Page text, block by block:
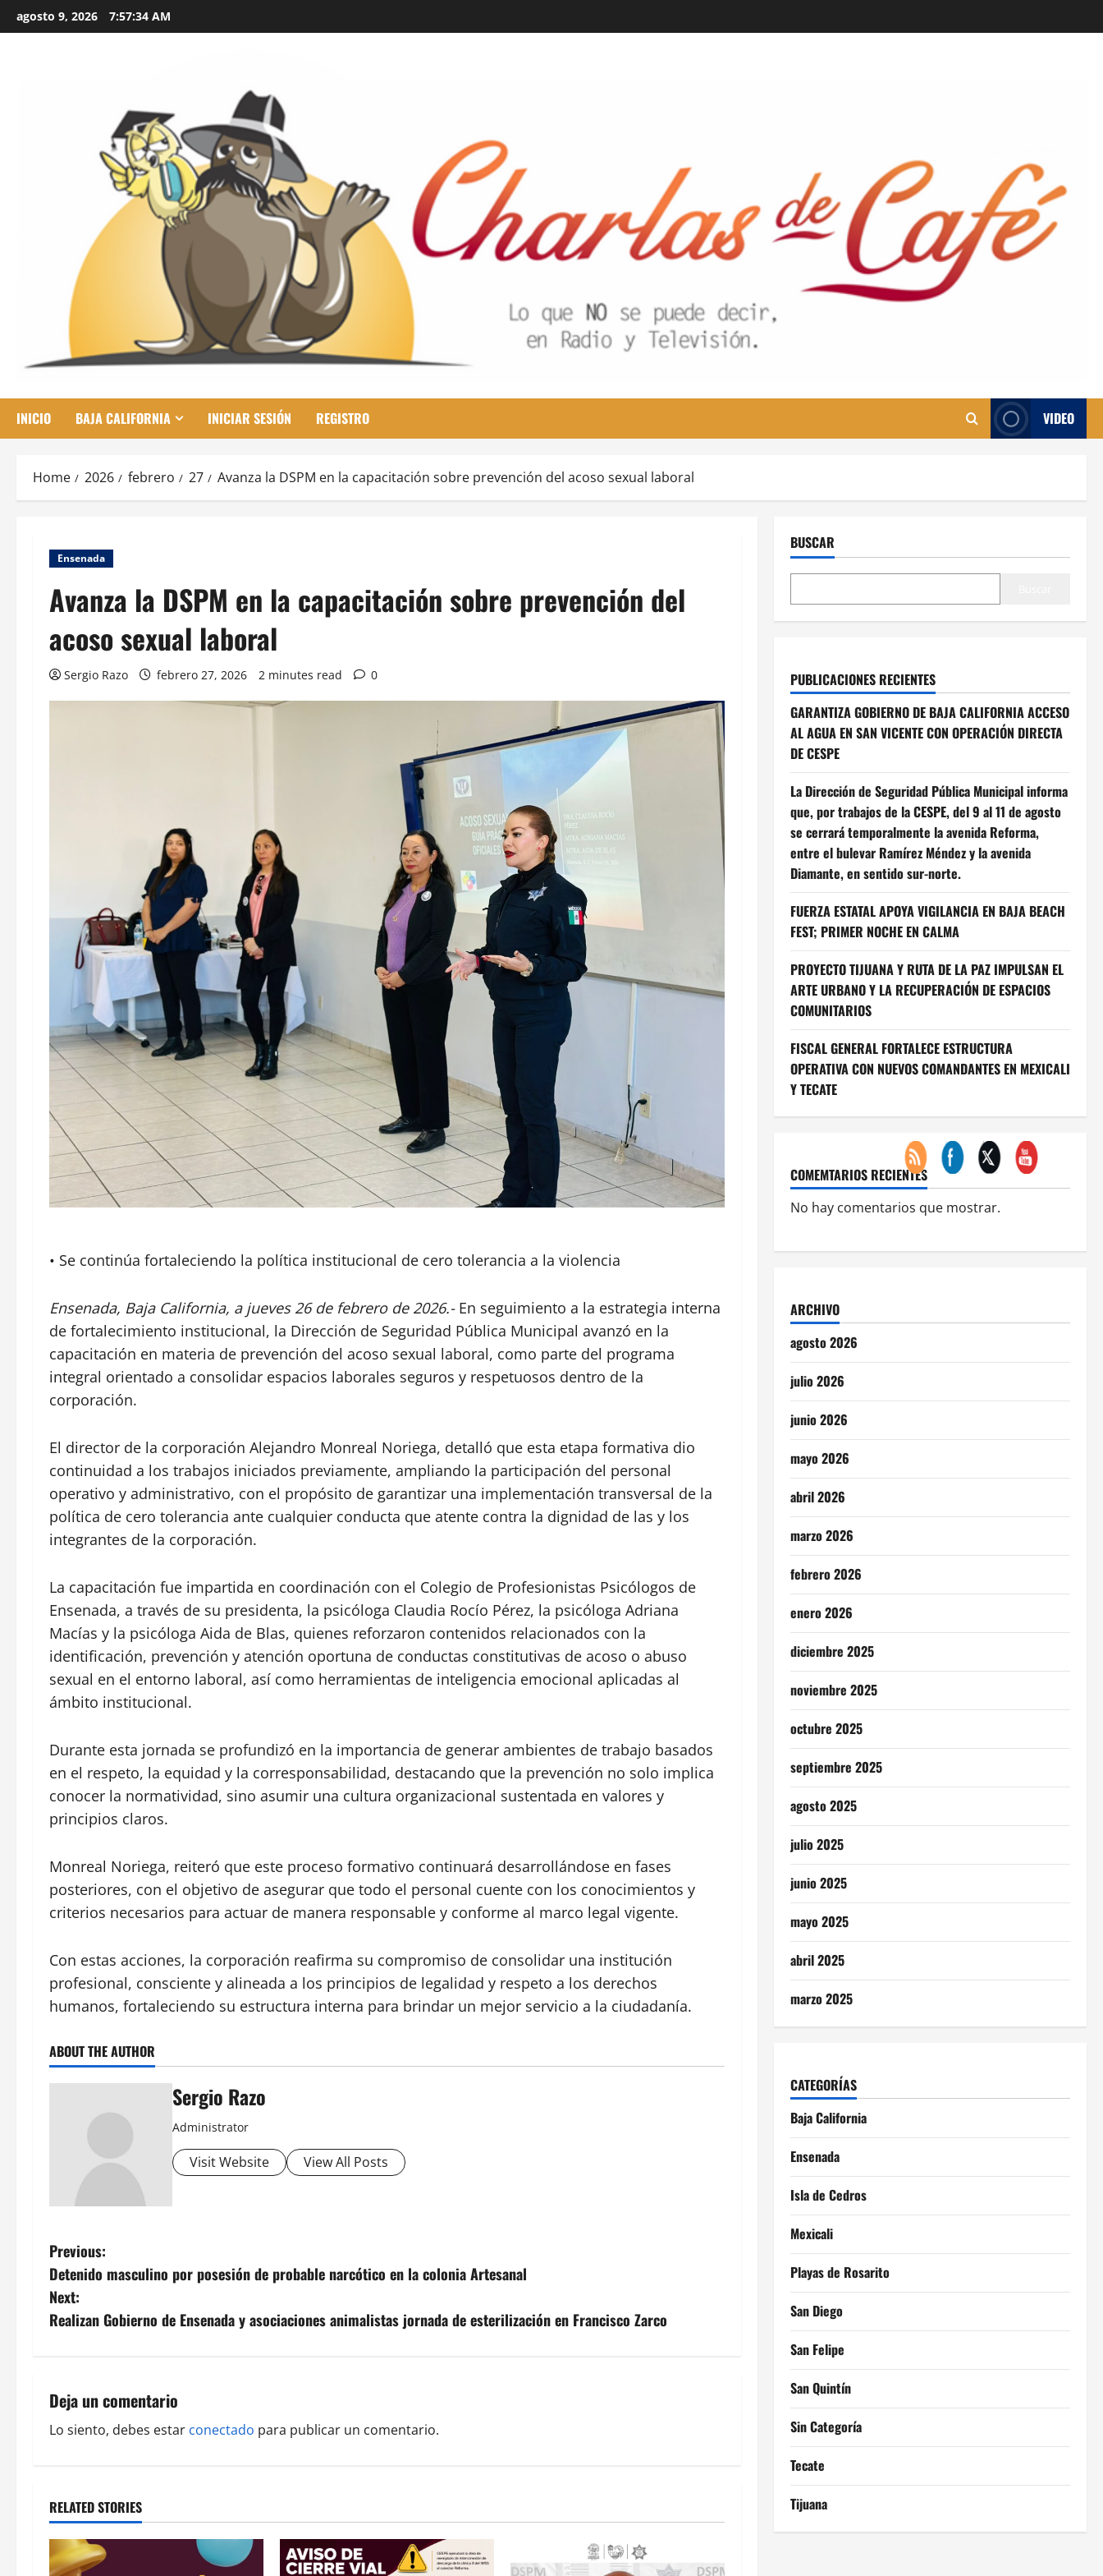
to
agosto 9, 2026 7:57:35 AM
INICIO BAJA CALIFORNIA INICIAR SESIÓN REGISTRO VIDEO
Home 2026 febrero 27 Avanza la DSPM en la capacitación sobre prevención del acoso sexual laboral
Ensenada
Avanza la DSPM en la capacitación sobre prevención del
acoso sexual laboral
Sergio Razo febrero 27, 2026 2 minutes read 0
• Se continúa fortaleciendo la política institucional de cero tolerancia a la violencia
Ensenada, Baja California, a jueves 26 de febrero de 2026.-En seguimiento a la estrategia interna
de fortalecimiento institucional, la Dirección de Seguridad Pública Municipal avanzó en la
capacitación en materia de prevención del acoso sexual laboral, como parte del programa
integral orientado a consolidar espacios laborales seguros y respetuosos dentro de la
corporación.
El director de la corporación Alejandro Monreal Noriega, detalló que esta etapa formativa dio
continuidad a los trabajos iniciados previamente, ampliando la participación del personal
operativo y administrativo, con el propósito de garantizar una implementación transversal de la
política de cero tolerancia ante cualquier conducta que atente contra la dignidad de las y los
integrantes de la corporación.
La capacitación fue impartida en coordinación con el Colegio de Profesionistas Psicólogos de
Ensenada, a través de su presidenta, la psicóloga Claudia Rocío Pérez, la psicóloga Adriana
Macías y la psicóloga Aida de Blas, quienes reforzaron contenidos relacionados con la
identificación, prevención y atención oportuna de conductas constitutivas de acoso o abuso
sexual en el entorno laboral, así como herramientas de inteligencia emocional aplicadas al
ámbito institucional.
Durante esta jornada se profundizó en la importancia de generar ambientes de trabajo basados
en el respeto, la equidad y la corresponsabilidad, destacando que la prevención no solo implica
conocer la normatividad, sino asumir una cultura organizacional sustentada en valores y
principios claros.
Monreal Noriega, reiteró que este proceso formativo continuará desarrollándose en fases
posteriores, con el objetivo de asegurar que todo el personal cuente con los conocimientos y
criterios necesarios para actuar de manera responsable y conforme al marco legal vigente.
Con estas acciones, la corporación reafirma su compromiso de consolidar una institución
profesional, consciente y alineada a los principios de legalidad y respeto a los derechos
humanos, fortaleciendo su estructura interna para brindar un mejor servicio a la ciudadanía.
ABOUT THE AUTHOR
Sergio Razo
Administrator
Visit Website View All Posts
P
o
s
n
a
i
g
a
Previous:
Detenido masculino por posesión de probable narcótico en la colonia Artesanal
Next:
Realizan Gobierno de Ensenada y asociaciones animalistas jornada de esterilización en Francisco Zarco
Deja un comentario
Lo siento, debes estar conectado para publicar un comentario.
RELATED STORIES
BUSCAR
PUBLICACIONES RECIENTES
GARANTIZA GOBIERNO DE BAJA CALIFORNIA ACCESO
AL AGUA EN SAN VICENTE CON OPERACIÓN DIRECTA
DE CESPE
La Dirección de Seguridad Pública Municipal informa
que, por trabajos de la CESPE, del 9 al 11 de agosto
se cerrará temporalmente la avenida Reforma,
entre el bulevar Ramírez Méndez y la avenida
Diamante, en sentido sur-norte.
FUERZA ESTATAL APOYA VIGILANCIA EN BAJA BEACH
FEST; PRIMER NOCHE EN CALMA
PROYECTO TIJUANA Y RUTA DE LA PAZ IMPULSAN EL
ARTE URBANO Y LA RECUPERACIÓN DE ESPACIOS
COMUNITARIOS
FISCAL GENERAL FORTALECE ESTRUCTURA
OPERATIVA CON NUEVOS COMANDANTES EN MEXICALI
Y TECATE
COMEMTARIOS RECIENTES
No hay comentarios que mostrar.
ARCHIVO
agosto 2026
julio 2026
junio 2026
mayo 2026
abril 2026
marzo 2026
febrero 2026
enero 2026
diciembre 2025
noviembre 2025
octubre 2025
septiembre 2025
agosto 2025
julio 2025
junio 2025
mayo 2025
abril 2025
marzo 2025
CATEGORÍAS
Baja California
Ensenada
Isla de Cedros
Mexicali
Playas de Rosarito
San Diego
San Felipe
San Quintín
Sin Categoría
Tecate
Tijuana